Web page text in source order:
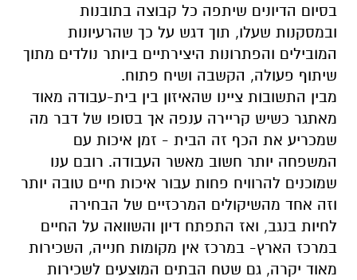
בסיום הדיונים שיתפה כל קבוצה בתובנות
ובמסקנות שעלו, תוך דגש על כך שהרעיונות
המובילים והפתרונות היצירתיים ביותר נולדים מתוך
שיתוף פעולה, הקשבה ושיח פתוח.
מבין התשובות ציינו שהאיזון בין בית-עבודה מאוד
מאתגר כשיש קריירה ענפה אך בסופו של דבר מה
שמכריע את הכף זה הבית - זמן איכות עם
המשפחה יותר חשוב מאשר העבודה. רובם ענו
שמוכנים להרוויח פחות עבור איכות חיים טובה יותר
וזה אחד מהשיקולים המרכזיים של הבחירה
לחיות בנגב, ואז התפתח דיון והשוואה על החיים
במרכז הארץ- במרכז אין מקומות חנייה, השכירות
מאוד יקרה, גם שטח הבתים המוצעים לשכירות